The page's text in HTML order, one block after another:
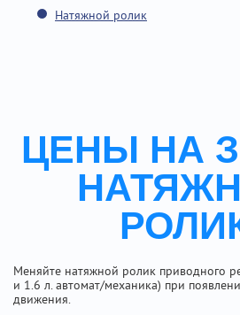
Натяжной ролик
ЦЕНЫ НА
Меняйте натяжной ролик приводного
и 1.6 л. автомат/механика) при
движения.